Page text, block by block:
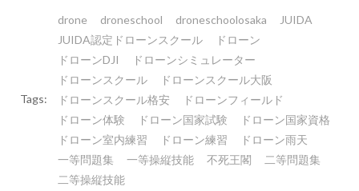
Tags:
drone droneschool droneschoolosaka
JUIDA
JUIDA認定ドローンスクール
ドローン
ドローンDJI
ドローンシミュレーター
ドローンスクール
ドローンスクール大阪
ドローンスクール格安
ドローンフィールド
ドローン体験
ドローン国家試験
ドローン国家資格
ドローン室内練習
ドローン練習
ドローン雨天
一等問題集
一等操縦技能 不死王閣
二等問題集
二等操縦技能